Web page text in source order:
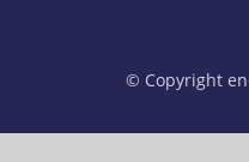
© Copyright